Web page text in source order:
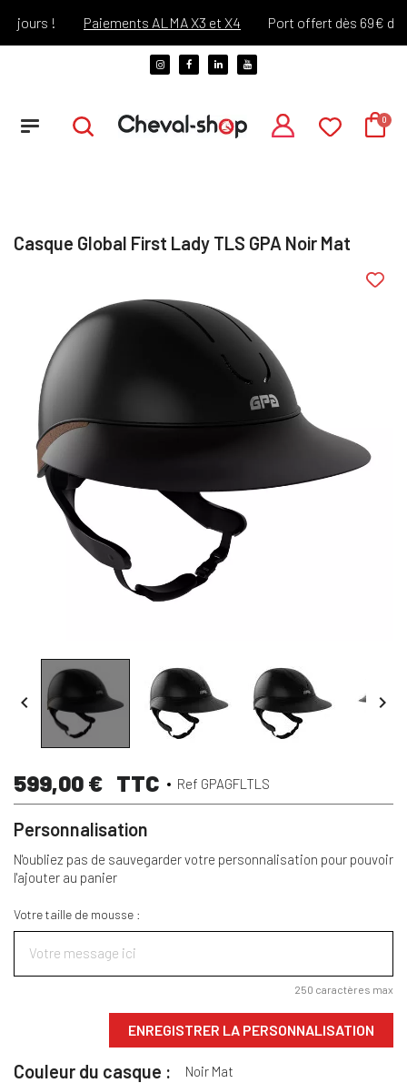
! Paiements ALMA X3 et X4 Port offert dès 69€
Casque Global First Lady TLS GPA Noir Mat
 
599,00 € TTC Ref GPAGFLTLS
Personnalisation
N'oubliez pas de sauvegarder votre personnalisation pour pouvoir
l'ajouter au panier
Votre taille de mousse :
250 caractères max
ENREGISTRER LA PERSONNALISATION
Couleur du casque : Noir Mat